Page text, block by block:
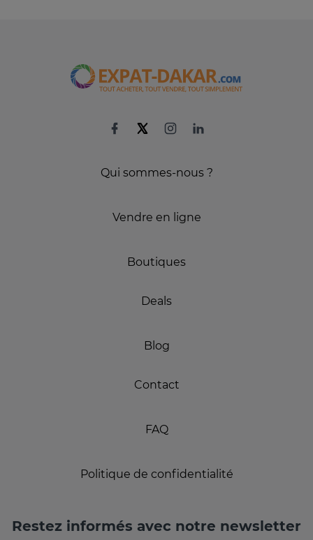
Qui sommes-nous ?
Vendre en ligne
Boutiques
Deals
Blog
Contact
FAQ
Politique de confidentialité
Restez informés avec notre newsletter